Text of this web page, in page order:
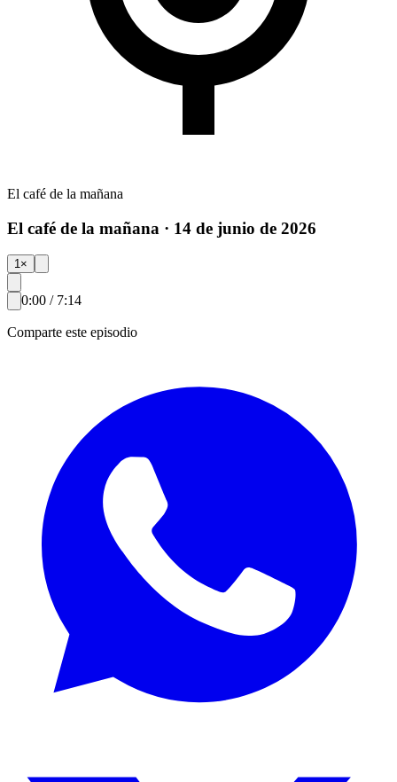
El café de la mañana
El café de la mañana · 14 de junio de 2026
1×
0:00 / 7:14
Comparte este episodio